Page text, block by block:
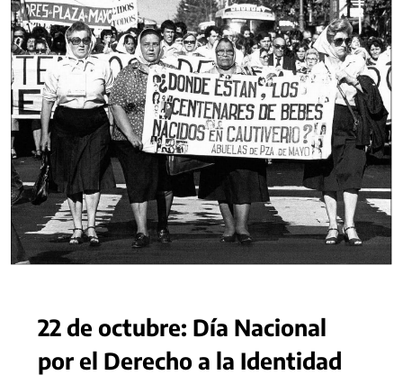
22 de octubre: Día Nacional
por el Derecho a la Identidad